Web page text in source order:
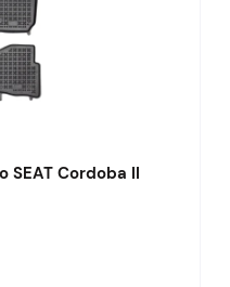
SEAT Cordoba II